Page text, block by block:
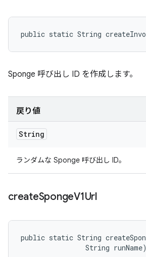
public static String
Sponge 呼び出し ID を作成します。
戻り値
String
ランダムな Sponge 呼び出し ID。
createSpongeV1Url
public static String
                String runName)